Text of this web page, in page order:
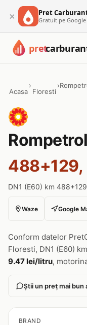
× Pret
Gratuit pe Google
Acasa
›
Floresti
›
488+129,
DN1 (E60) km
Waze Google
Conform datelor
Floresti, DN1 (E60)
9.47 lei/litru,
Știi un preț mai bun
BRAND